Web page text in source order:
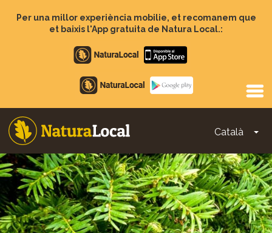
Per una millor experiència mobilie, et recomanem que
et baixis l'App gratuita de Natura Local.:
Apple
store
Google
Play
Català
Main
navigation